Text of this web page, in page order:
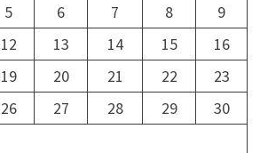
5 6 7 8
9
12 13 14 15
16
19 20 21 22
23
26 27 28 29
30